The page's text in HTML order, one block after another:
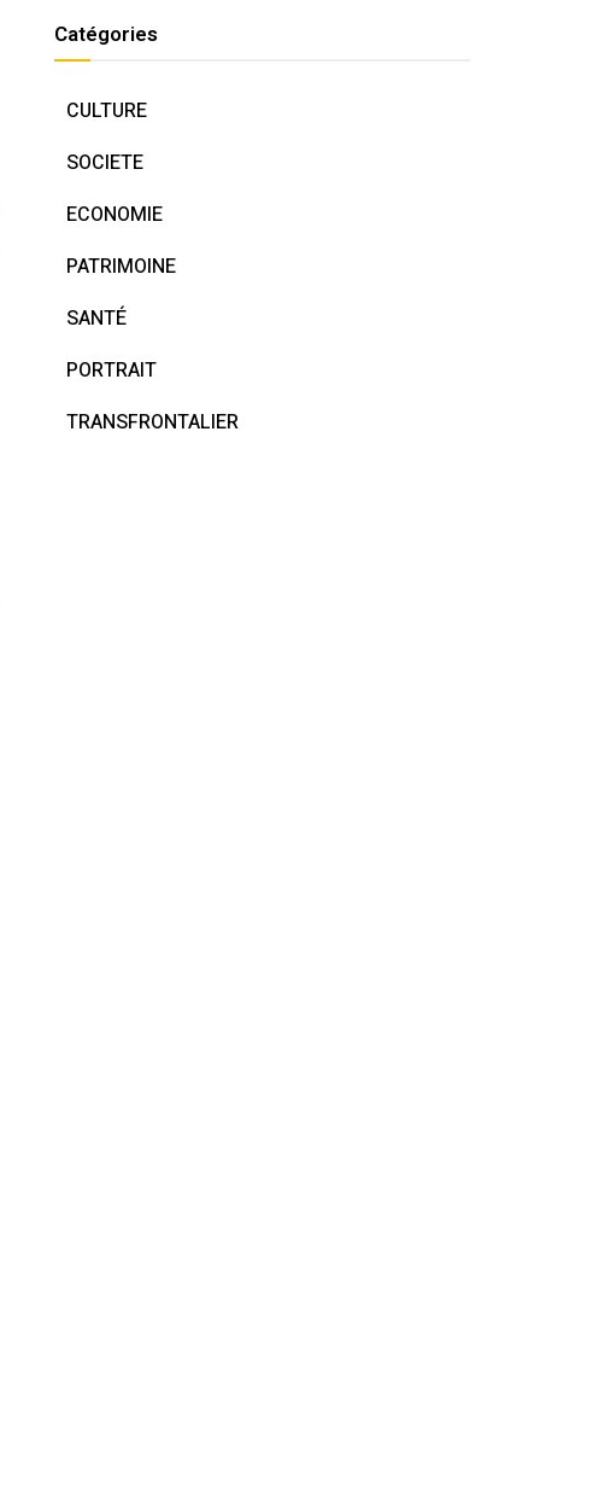
Catégories
CULTURE
SOCIETE
ECONOMIE
PATRIMOINE
SANTÉ
PORTRAIT
TRANSFRONTALIER